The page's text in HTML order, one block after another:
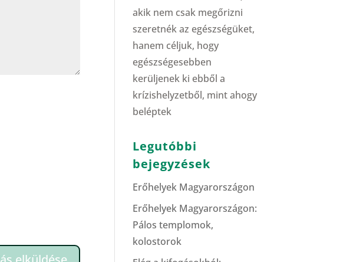
akik nem csak megőrizni
szeretnék az egészségüket,
hanem céljuk, hogy
egészségesebben
kerüljenek ki ebből a
krízishelyzetből, mint ahogy
beléptek
Legutóbbi
bejegyzések
Erőhelyek Magyarországon
Erőhelyek Magyarországon:
Pálos templomok,
kolostorok